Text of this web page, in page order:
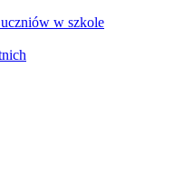
w szkole